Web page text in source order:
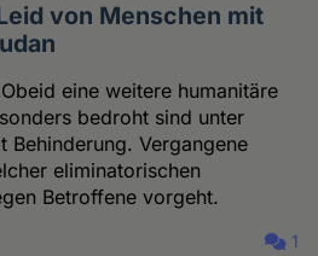
von Menschen mit
eine weitere humanitäre
bedroht sind unter
Behinderung. Vergangene
eliminatorischen
Betroffene vorgeht.
1